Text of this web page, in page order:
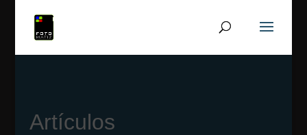
Artículos